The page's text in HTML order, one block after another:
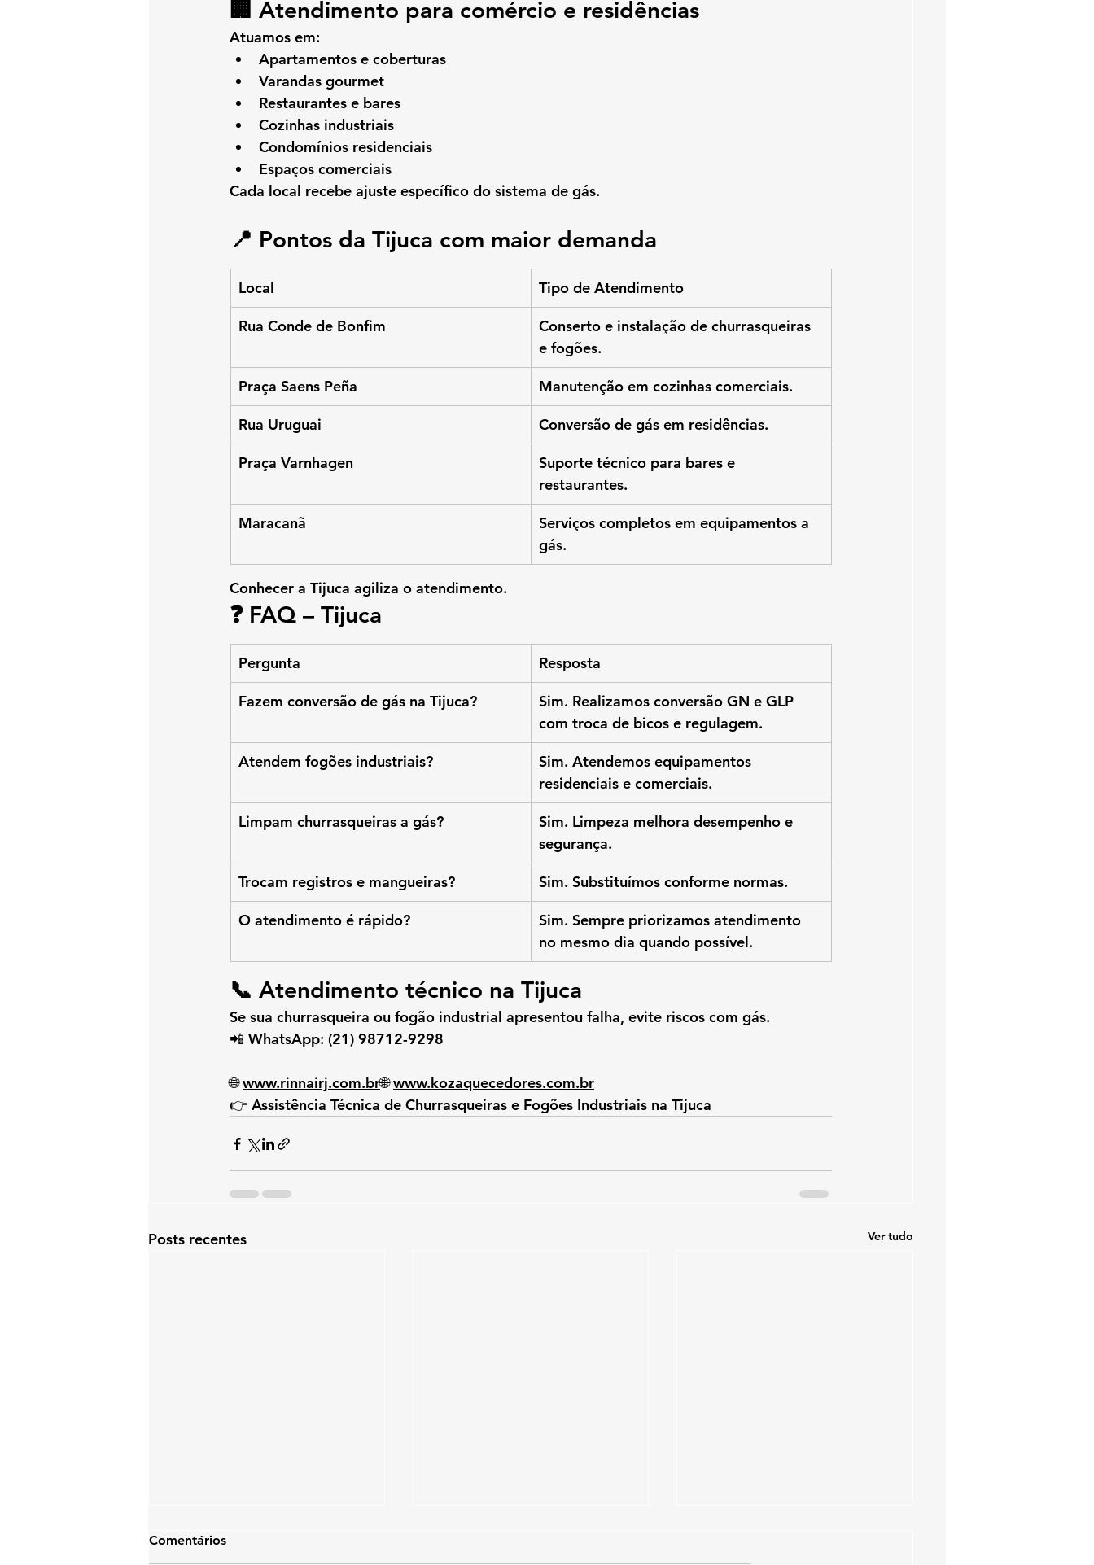
🏢 Atendimento para comércio e residências
Atuamos em:
Apartamentos e coberturas
Varandas gourmet
Restaurantes e bares
Cozinhas industriais
Condomínios residenciais
Espaços comerciais
Cada local recebe ajuste específico do sistema de gás.
📍 Pontos da Tijuca com maior demanda
Local Tipo de Atendimento
Rua Conde de Bonfim
Conserto e instalação de churrasqueiras
e fogões.
Praça Saens Peña Manutenção em cozinhas comerciais.
Rua Uruguai Conversão de gás em residências.
Praça Varnhagen
Suporte técnico para bares e
restaurantes.
Maracanã
Serviços completos em equipamentos a
gás.
Conhecer a Tijuca agiliza o atendimento.
❓ FAQ – Tijuca
Pergunta Resposta
Fazem conversão de gás na Tijuca?
Sim. Realizamos conversão GN e GLP
com troca de bicos e regulagem.
Atendem fogões industriais?
Sim. Atendemos equipamentos
residenciais e comerciais.
Limpam churrasqueiras a gás?
Sim. Limpeza melhora desempenho e
segurança.
Trocam registros e mangueiras? Sim. Substituímos conforme normas.
O atendimento é rápido?
Sim. Sempre priorizamos atendimento
no mesmo dia quando possível.
📞 Atendimento técnico na Tijuca
Se sua churrasqueira ou fogão industrial apresentou falha, evite riscos com gás.
📲 WhatsApp: (21) 98712-9298
🌐 www.rinnairj.com.br🌐 www.kozaquecedores.com.br
👉 Assistência Técnica de Churrasqueiras e Fogões Industriais na Tijuca
Posts recentes Ver tudo
Comentários